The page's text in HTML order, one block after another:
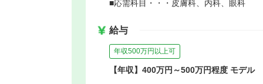
■応需科目・・・皮膚科、内科、眼科
給与
年収500万円以上可
【年収】400万円～500万円程度 モデル